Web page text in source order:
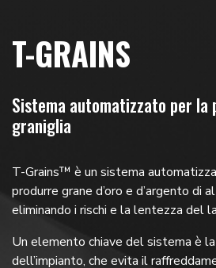
T-GRAINS
Sistema automatizzato per la
graniglia
T-Grains™ è un sistema
produrre grane d’oro e d’argento di
eliminando i rischi e la lentezza del
Un elemento chiave del sistema è
dell’impianto, che evita il